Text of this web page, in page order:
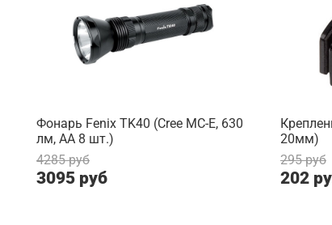
Фонарь Fenix TK40 (Cree MC-E, 630
лм, AA 8 шт.)
4285 руб
3095 руб
20мм)
295 руб
202